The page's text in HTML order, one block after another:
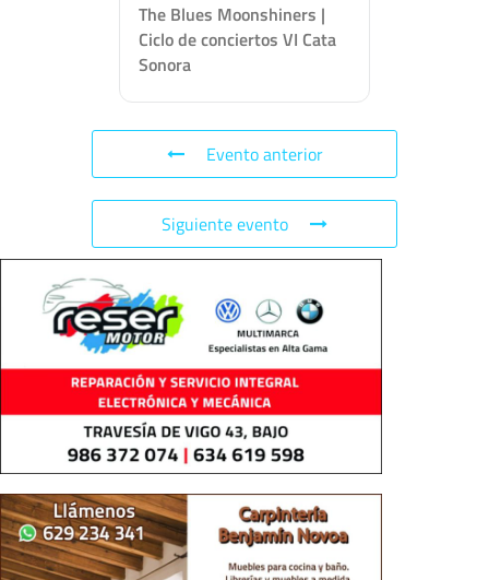
The Blues Moonshiners |
Ciclo de conciertos VI Cata
Sonora
Evento anterior
Siguiente evento